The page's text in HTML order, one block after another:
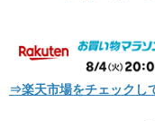
⇒楽天市場をチェックし